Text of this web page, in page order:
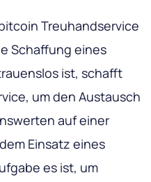
Treuhandservice
Schaffung eines
ist, schafft
um den Austausch
auf einer
Einsatz eines
es ist, um